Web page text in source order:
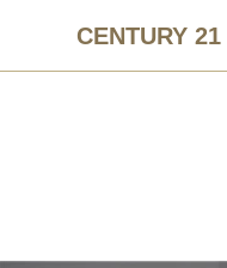
CENTURY 21